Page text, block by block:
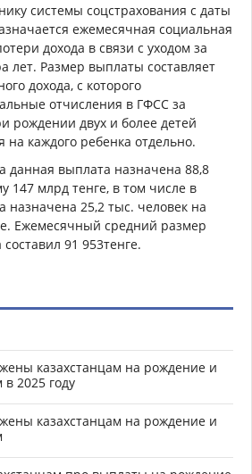
системы соцстрахования с даты
ежемесячная социальная
дохода в связи с уходом за
лет. Размер выплаты составляет
дохода, с которого
отчисления в ГФСС за
рождении двух и более детей
на каждого ребенка отдельно.
данная выплата назначена 88,8
147 млрд тенге, в том числе в
назначена 25,2 тыс. человек на
Ежемесячный средний размер
91 953тенге.
казахстанцам на рождение и
в 2025 году
казахстанцам на рождение и